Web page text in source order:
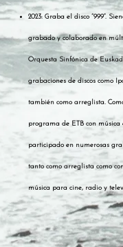
2023: Graba el disco “999”.
grabado y colaborado en
Orquesta Sinfónica de
grabaciones de discos como
también como arreglista.
programa de ETB con música
participado en numerosas
tanto como arreglista como
música para cine, radio y